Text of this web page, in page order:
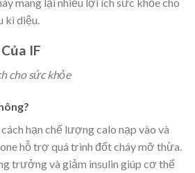
kì diệu.
IF
cho sức khỏe
hạn chế lượng calo nạp vào và
hỗ trợ quá trình đốt cháy mỡ thừa.
trưởng và giảm insulin giúp cơ thể